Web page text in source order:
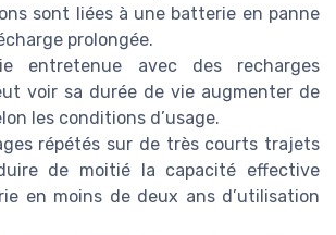
sont liées à une batterie en panne
prolongée.
entretenue avec des recharges
voir sa durée de vie augmenter de
les conditions d’usage.
répétés sur de très courts trajets
de moitié la capacité effective
en moins de deux ans d’utilisation